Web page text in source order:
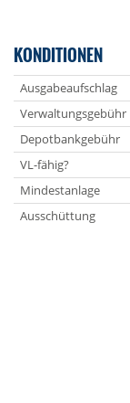
KONDITIONEN
Ausgabeaufschlag
Verwaltungsgebühr
Depotbankgebühr
VL-fähig?
Mindestanlage
Ausschüttung